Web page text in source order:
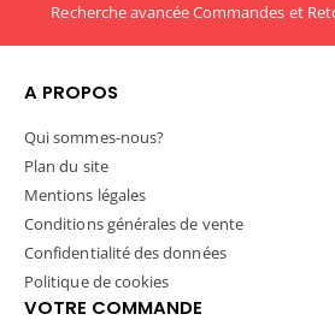
Recherche avancéeCommandes et
A PROPOS
Qui sommes-nous?
Plan du site
Mentions légales
Conditions générales de vente
Confidentialité des données
Politique de cookies
VOTRE COMMANDE